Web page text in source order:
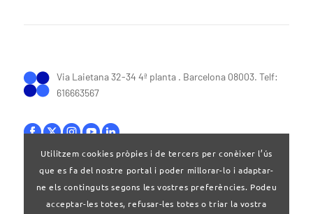
Via Laietana 32-34 4ª planta . Barcelona 08003. Telf:
616663567
Bases legals
Utilitzem cookies pròpies i de tercers per conèixer l’ús
que es fa del nostre portal i poder millorar-lo i adaptar-
ne els continguts segons les vostres preferències. Podeu
acceptar-les totes, refusar-les totes o triar la vostra